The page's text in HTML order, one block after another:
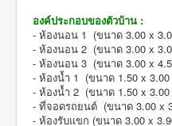
องค์ประกอบของตัวบ้าน :
- ห้องนอน 1 (ขนาด 3.00 x
- ห้องนอน 2 (ขนาด 3.00 x
- ห้องนอน 3 (ขนาด 3.00 x
- ห้องน้ำ 1 (ขนาด 1.50 x 3.00
- ห้องน้ำ 2 (ขนาด 1.50 x 3.00
- ที่จอดรถยนต์ (ขนาด 3.00 x
- ห้องรับแขก (ขนาด 3.00 x